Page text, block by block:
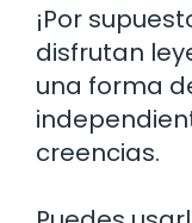
¡Por
disfrutan
una forma
creencias.